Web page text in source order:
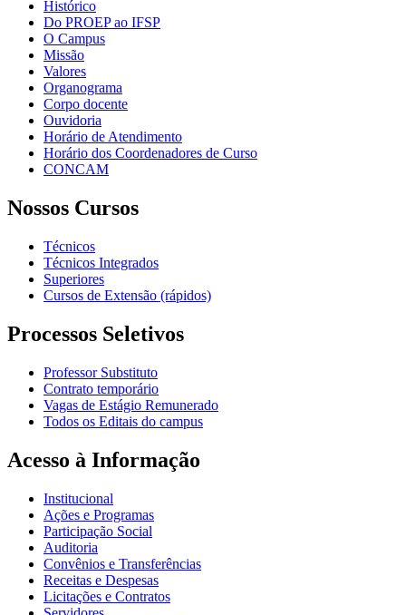
Histórico
Do PROEP ao IFSP
O Campus
Missão
Valores
Organograma
Corpo docente
Ouvidoria
Horário de Atendimento
Horário dos Coordenadores de Curso
CONCAM
Nossos Cursos
Técnicos
Técnicos Integrados
Superiores
Cursos de Extensão (rápidos)
Processos Seletivos
Professor Substituto
Contrato temporário
Vagas de Estágio Remunerado
Todos os Editais do campus
Acesso à Informação
Institucional
Ações e Programas
Participação Social
Auditoria
Convênios e Transferências
Receitas e Despesas
Licitações e Contratos